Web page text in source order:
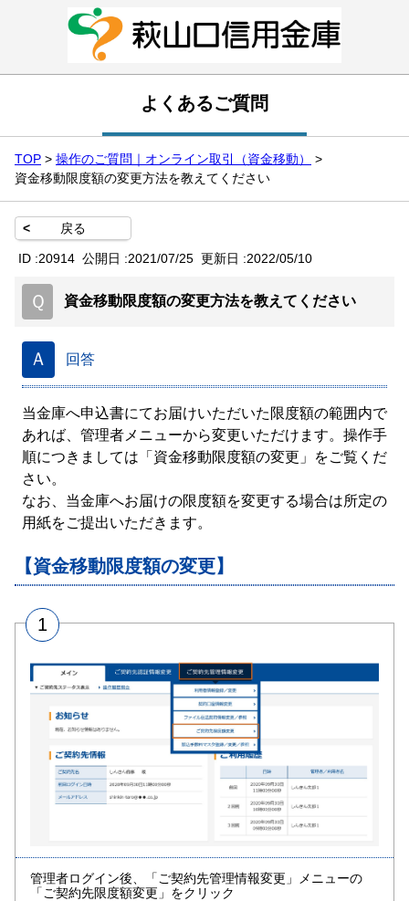
よくあるご質問
TOP > 操作のご質問｜オンライン取引（資金移動）
>
資金移動限度額の変更方法を教えてください
< 戻る
ID :20914 公開日 :2021/07/25 更新日 :2022/05/10
Ｑ 資金移動限度額の変更方法を教えてください
Ａ 回答
当金庫へ申込書にてお届けいただいた限度額の範囲内で
あれば、管理者メニューから変更いただけます。操作手
順につきましては「資金移動限度額の変更」をご覧くだ
さい。
なお、当金庫へお届けの限度額を変更する場合は所定の
用紙をご提出いただきます。
【資金移動限度額の変更】
1
管理者ログイン後、「ご契約先管理情報変更」メニューの
「ご契約先限度額変更」をクリック